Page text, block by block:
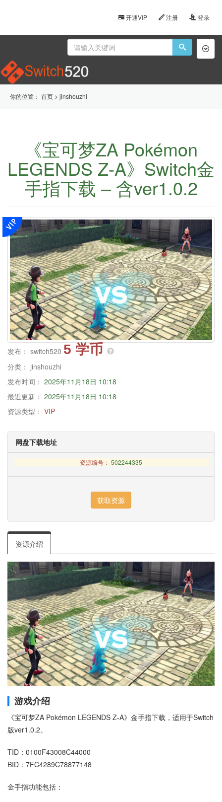
开通VIP 注册 登录
你的位置： 首页 > jinshouzhi
《宝可梦ZA Pokémon
LEGENDS Z-A》Switch金
手指下载 – 含ver1.0.2
发布： switch520 5 学币
分类： jinshouzhi
发布时间： 2025年11月18日 10:18
最近更新： 2025年11月18日 10:18
资源类型： VIP
网盘下载地址
资源编号： 502244335
资源介绍
游戏介绍
《宝可梦ZA Pokémon LEGENDS Z-A》金手指下载，适用于Switch
版ver1.0.2。
TID：0100F43008C44000
BID：7FC4289C78877148
金手指功能包括：